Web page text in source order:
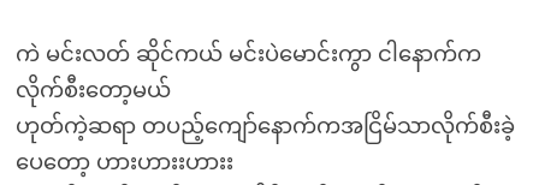
ကဲ မင်းလတ် ဆိုင်ကယ် မင်းပဲမောင်းကွာ ငါနောက်က
လိုက်စီးတော့မယ်
ဟုတ်ကဲ့ဆရာ တပည့်ကျော်နောက်ကအငြိမ်သာလိုက်စီးခဲ့
ပေတော့ ဟားဟားးဟားး